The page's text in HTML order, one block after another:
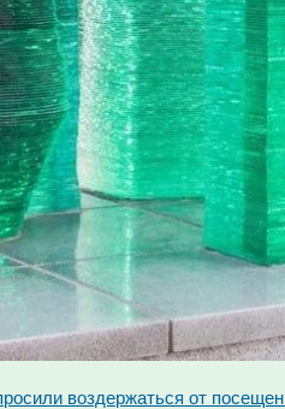
воздержаться от